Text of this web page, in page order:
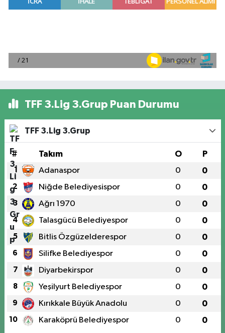
TFF 3.Lig 3.Grup Puan Durumu
TFF 3.Lig 3.Grup
# Takım O P
1 Adanaspor 0 0
2 Niğde Belediyesispor 0 0
3 Ağrı 1970 0 0
4 Talasgücü Belediyespor 0 0
5 Bitlis Özgüzelderespor 0 0
6 Silifke Belediyespor 0 0
7 Diyarbekirspor 0 0
8 Yeşilyurt Belediyespor 0 0
9 Kırıkkale Büyük Anadolu 0 0
10 Karaköprü Belediyespor 0 0